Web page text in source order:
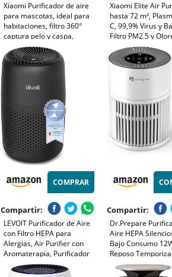
Xiaomi Purificador de aire
para mascotas, ideal para
habitaciones, filtro 360°
captura pelo y caspa,
elimina olores, ultra
silencioso, modo antiestrés
automático
Xiaomi Elite Air
hasta 72 m²,
C, 99,9% Virus y
Filtro PM2.5 y
Pantalla
Alexa
COMPRAR
Compartir:
LEVOIT Purificador de Aire
con Filtro HEPA para
Alergias, Air Purifier con
Aromaterapia, Purificador
Aire Silencioso, Bajo
Consumo de Energía de 7W,
Compartir:
Dr.Prepare
Aire HEPA
Bajo Consumo
Reposo
Elimina 99,97% de
Polvo, Pelo de